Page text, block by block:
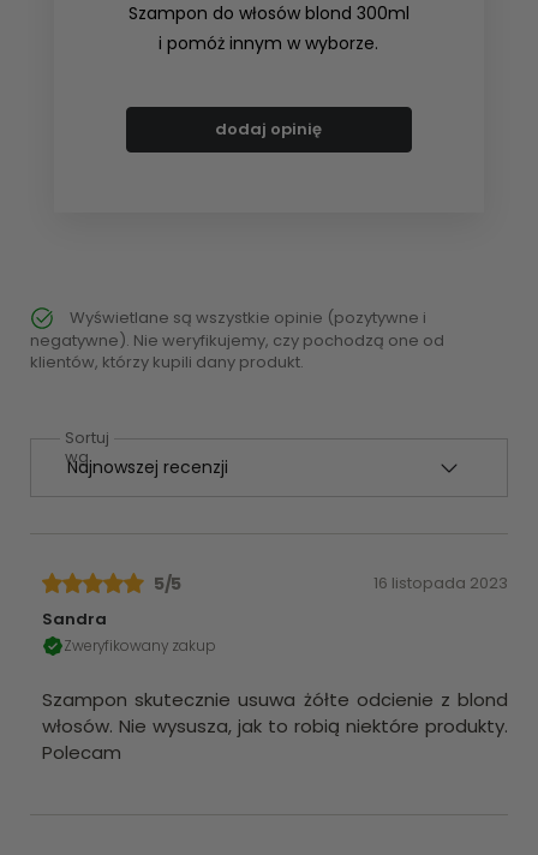
Szampon do włosów blond 300ml
i pomóż innym w wyborze.
dodaj opinię
Wyświetlane są wszystkie opinie (pozytywne i
negatywne). Nie weryfikujemy, czy pochodzą one od
klientów, którzy kupili dany produkt.
Sortuj
wg
5/5
Sandra
Zweryfikowany zakup
Szampon skutecznie usuwa żółte odcienie z blond
włosów. Nie wysusza, jak to robią niektóre produkty.
Polecam
16 listopada 2023